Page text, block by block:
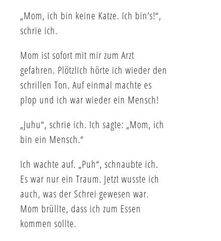
„Mom, ich bin keine Katze. Ich bin’s!“,
schrie ich.
Mom ist sofort mit mir zum Arzt
gefahren. Plötzlich hörte ich wieder den
schrillen Ton. Auf einmal machte es
plop und ich war wieder ein Mensch!
„Juhu“, schrie ich. Ich sagte: „Mom, ich
bin ein Mensch.“
Ich wachte auf. „Puh“, schnaubte ich.
Es war nur ein Traum. Jetzt wusste ich
auch, was der Schrei gewesen war.
Mom brüllte, dass ich zum Essen
kommen sollte.